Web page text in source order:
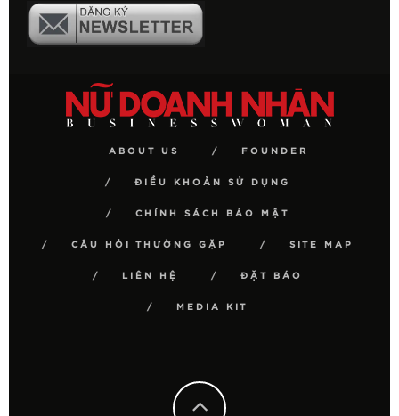
ABOUT US FOUNDER
ĐIỀU KHOẢN SỬ DỤNG
CHÍNH SÁCH BẢO MẬT
CÂU HỎI THƯỜNG GẶP SITE MAP
LIÊN HỆ ĐẶT BÁO
MEDIA KIT